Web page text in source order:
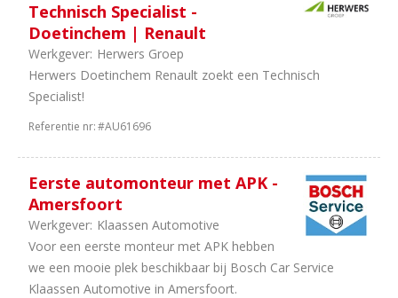
uur
38
uur
36
uur
24
uur
16
uur
20
uur
Technisch Specialist -
Doetinchem | Renault
Werkgever: Herwers Groep
Herwers Doetinchem Renault zoekt een Technisch
Specialist!
Referentie nr:#AU61696
Eerste automonteur met APK -
Amersfoort
Werkgever: Klaassen Automotive
Voor een eerste monteur met APK hebben
we een mooie plek beschikbaar bij Bosch Car Service
Klaassen Automotive in Amersfoort.